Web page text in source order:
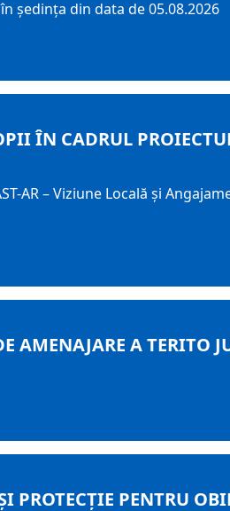
ședința din data de 05.08.2026
ÎN CADRUL
AR – Viziune Locală și
AMENAJARE A TERITO
PROTECȚIE PENTRU